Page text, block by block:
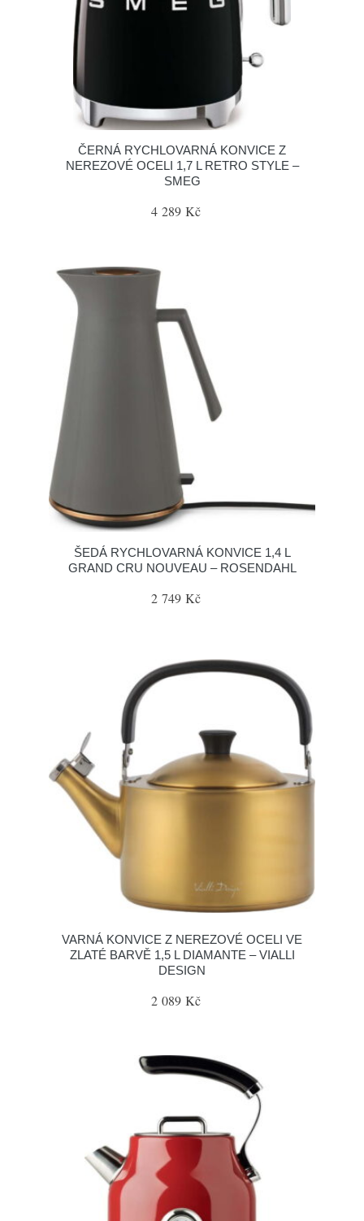
ČERNÁ RYCHLOVARNÁ KONVICE Z
NEREZOVÉ OCELI 1,7 L RETRO STYLE –
SMEG
4 289 Kč
ŠEDÁ RYCHLOVARNÁ KONVICE 1,4 L
GRAND CRU NOUVEAU – ROSENDAHL
2 749 Kč
VARNÁ KONVICE Z NEREZOVÉ OCELI VE
ZLATÉ BARVĚ 1,5 L DIAMANTE – VIALLI
DESIGN
2 089 Kč